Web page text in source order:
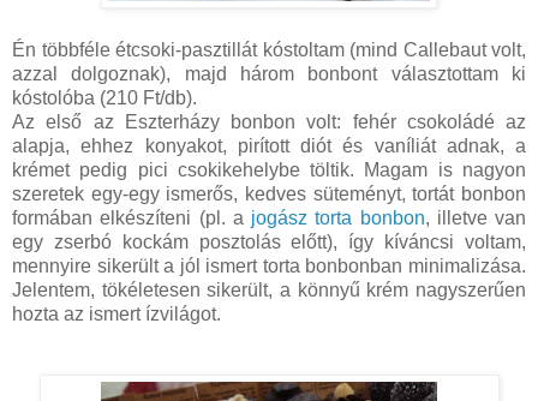
Én többféle étcsoki-pasztillát kóstoltam (mind Callebaut volt,
azzal dolgoznak), majd három bonbont választottam ki
kóstolóba (210 Ft/db).
Az első az Eszterházy bonbon volt: fehér csokoládé az
alapja, ehhez konyakot, pirított diót és vaníliát adnak, a
krémet pedig pici csokikehelybe töltik. Magam is nagyon
szeretek egy-egy ismerős, kedves süteményt, tortát bonbon
formában elkészíteni (pl. a jogász torta bonbon, illetve van
egy zserbó kockám posztolás előtt), így kíváncsi voltam,
mennyire sikerült a jól ismert torta bonbonban minimalizása.
Jelentem, tökéletesen sikerült, a könnyű krém nagyszerűen
hozta az ismert ízvilágot.